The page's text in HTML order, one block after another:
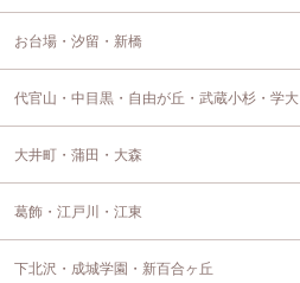
お台場・汐留・新橋
代官山・中目黒・自由が丘・武蔵小杉・学大
大井町・蒲田・大森
葛飾・江戸川・江東
下北沢・成城学園・新百合ヶ丘